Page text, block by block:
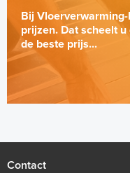
Bij
prijzen. Dat scheelt
de beste prijs...
Contact